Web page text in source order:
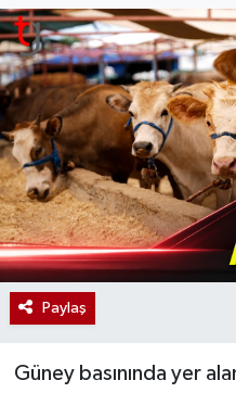
Paylaş
Güney basınında yer